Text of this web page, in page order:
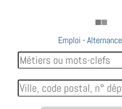
Emploi -Alternance